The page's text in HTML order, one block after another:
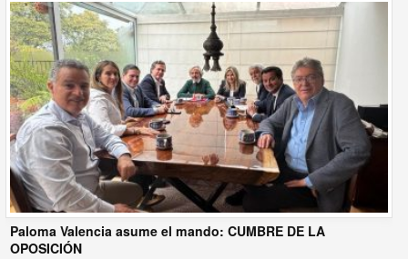
Paloma Valencia asume el mando: CUMBRE DE LA
OPOSICIÓN